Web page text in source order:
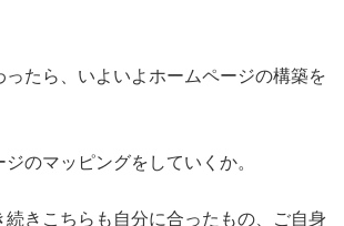
ったら、いよいよホームページの構築を
のマッピングをしていくか。
続きこちらも自分に合ったもの、ご自身